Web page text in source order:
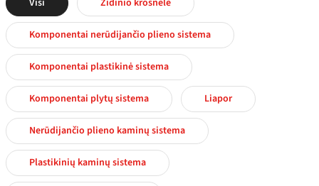
Komponentai nerūdijančio plieno sistema
Komponentai plastikinė sistema
Komponentai plytų sistema Liapor
Nerūdijančio plieno kaminų sistema
Plastikinių kaminų sistema